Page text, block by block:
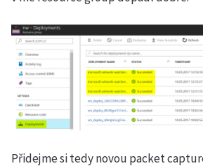
Přidejme si tedy novou packet